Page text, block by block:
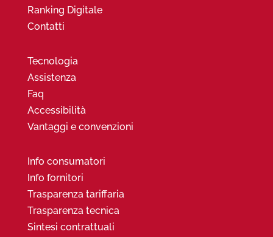
Ranking Digitale
Contatti
Tecnologia
Assistenza
Faq
Accessibilità
Vantaggi e convenzioni
Info consumatori
Info fornitori
Trasparenza tariffaria
Trasparenza tecnica
Sintesi contrattuali